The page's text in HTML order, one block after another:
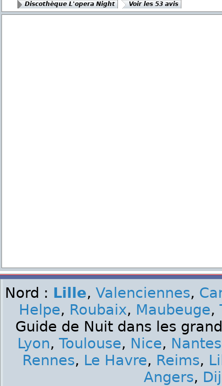
Discothèque L'opera Night Voir les 53 avis
Nord : Lille, Valenciennes,
Helpe, Roubaix, Maubeuge,
Guide de Nuit dans les
Lyon, Toulouse, Nice, Nantes
Rennes, Le Havre, Reims,
Angers,